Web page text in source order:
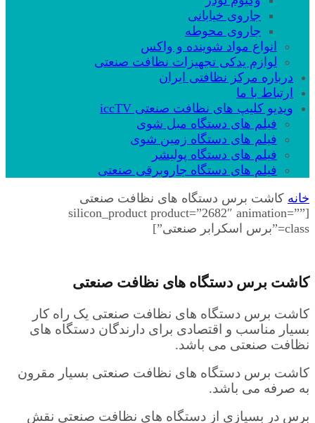
جاروی خیابانی
جاروی محوطه
انواع مواد شوینده و واکس
لوازم یدکی تجهیزات نظافت صنعتی
درباره مرکز نظافتی ایران
ارتباط با ما
ویدیو کلیپ های نظافت صنعتی iccTV
فیلم های دستگاه مبل شوی
فیلم های دستگاه زمین شوی
فیلم های دستگاه پولیشر
فیلم های دستگاه جاروبرقی صنعتی
خانه کاشت برس دستگاه های نظافت صنعتی
[silicon_product product=”2682″ animation=””
class=”برس اسکرابر صنعتی”]
کاشت برس دستگاه های نظافت صنعتی
کاشت برس دستگاه های نظافت صنعتی یک راه کار
بسیار مناسب و اقتصادی برای دارندگان دستگاه های
نظافت صنعتی می باشد.
کاشت برس دستگاه های نظافت صنعتی بسیار مقرون
به صرفه می باشد.
برس در بسیازی از دستگاه های نظافت صنعتی نقش